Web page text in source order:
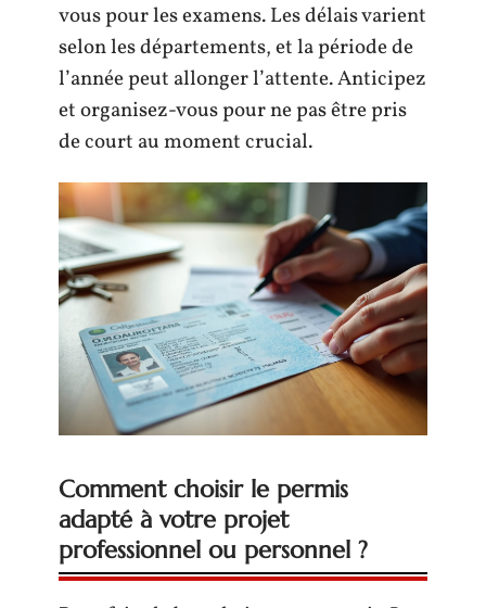
vous pour les examens. Les délais varient
selon les départements, et la période de
l’année peut allonger l’attente. Anticipez
et organisez-vous pour ne pas être pris
de court au moment crucial.
Comment choisir le permis
adapté à votre projet
professionnel ou personnel ?